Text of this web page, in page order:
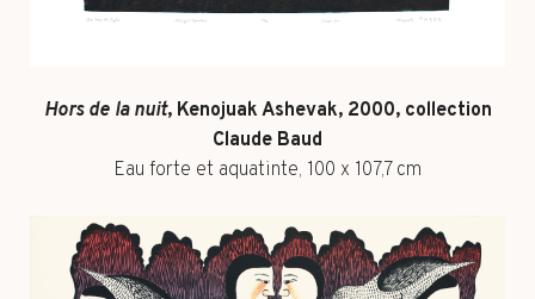
Hors de la nuit, Kenojuak Ashevak, 2000, collection
Claude Baud
Eau forte et aquatinte, 100 x 107,7 cm